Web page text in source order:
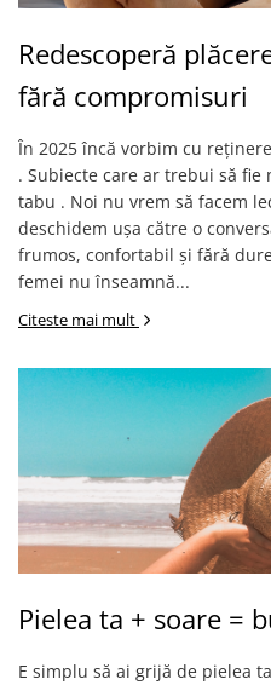
Redescoperă
fără compromisuri
În 2025 încă vorbim cu
. Subiecte care ar trebui să
tabu . Noi nu vrem să facem
deschidem ușa către o
frumos, confortabil și fără
femei nu înseamnă...
Citeste mai mult
Pielea ta + soare =
E simplu să ai grijă de pielea